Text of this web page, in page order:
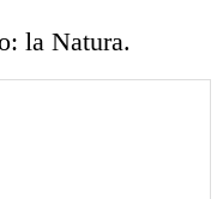
la Natura.